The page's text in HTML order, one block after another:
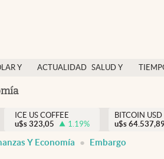
Y
ACTUALIDAD SALUD Y
México
ICE US COFFEE
u$s 323,05 1.19%
BITCOIN USD
u$s
Y Economía Embargo